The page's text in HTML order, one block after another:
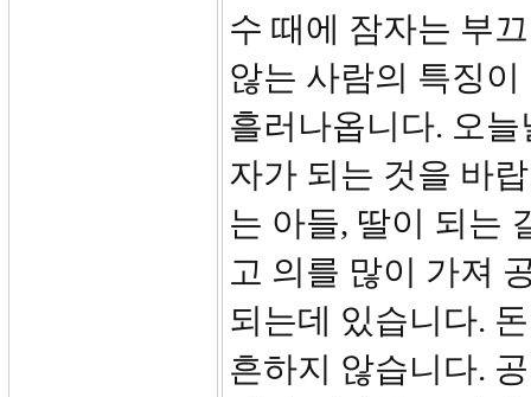
수 때에 잠자는 부
않는 사람의 특징
흘러나옵니다. 오
자가 되는 것을 바
는 아들, 딸이 되는
고 의를 많이 가져
되는데 있습니다.
흔하지 않습니다.